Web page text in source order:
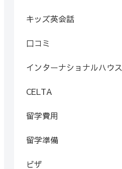
キッズ英会話
口コミ
インターナショナルハウス
CELTA
留学費用
留学準備
ビザ